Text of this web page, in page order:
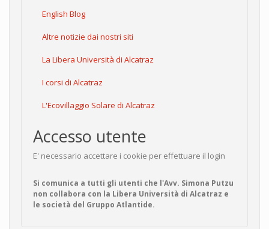
English Blog
Altre notizie dai nostri siti
La Libera Università di Alcatraz
I corsi di Alcatraz
L'Ecovillaggio Solare di Alcatraz
Accesso utente
E' necessario accettare i cookie per effettuare il login
Si comunica a tutti gli utenti che l'Avv. Simona Putzu
non collabora con la Libera Università di Alcatraz e
le società del Gruppo Atlantide.